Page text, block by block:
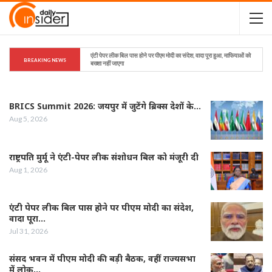
BREAKING NEWS
एंटी पेपर लीक बिल पास होने पर पीएम मोदी का संदेश, वादा पूरा हुआ, माफियाओं को
बख्शा नहीं जाएगा
BRICS Summit 2026: जयपुर में जुटेंगे ब्रिक्स देशों के…
Aug 5, 2026
राष्ट्रपति मुर्मू ने एंटी-पेपर लीक संशोधन बिल को मंजूरी दी
Aug 1, 2026
एंटी पेपर लीक बिल पास होने पर पीएम मोदी का संदेश,
वादा पूरा…
Jul 31, 2026
संसद भवन में पीएम मोदी की बड़ी बैठक, वहीं राज्यसभा
में लोक…